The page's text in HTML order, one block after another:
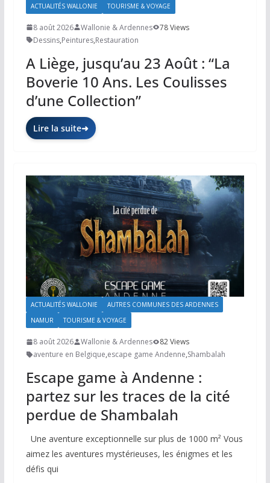
ACTUALITÉS WALLONIE TOURISME & VOYAGE
8 août 2026 Wallonie & Ardennes
78 Views
Dessins,Peintures,Restauration
A Liège, jusqu’au 23 Août : “La
Boverie 10 Ans. Les Coulisses
d’une Collection”
Lire la suite
ACTUALITÉS WALLONIE
AUTRES COMMUNES DES ARDENNES
NAMUR
TOURISME & VOYAGE
8 août 2026 Wallonie & Ardennes
82 Views
aventure en Belgique,escape game Andenne,Shambalah
Escape game à Andenne :
partez sur les traces de la cité
perdue de Shambalah
Une aventure exceptionnelle sur plus de 1000 m² Vous
aimez les aventures mystérieuses, les énigmes et les
défis qui